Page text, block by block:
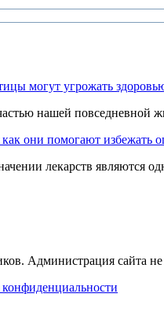
могут угрожать
нашей повседневной
они помогают избежать
лекарств являются
Администрация сайта